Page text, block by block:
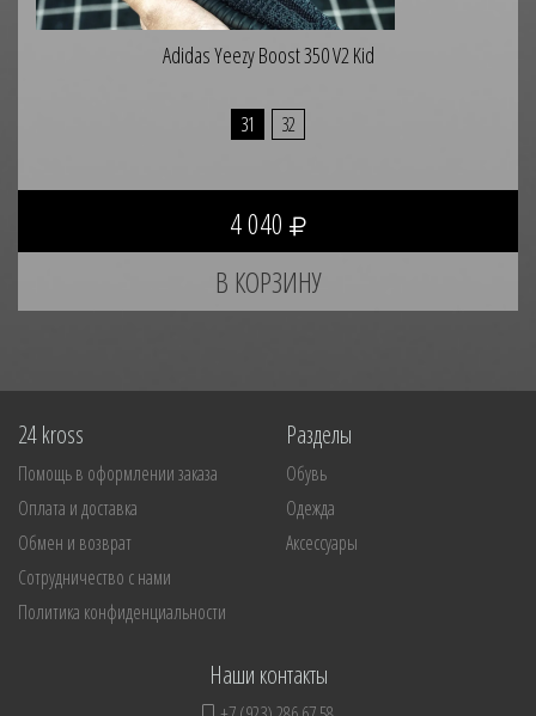
Adidas Yeezy Boost 350 V2 Kid
31 32
4 040
24 kross
Помощь в оформлении заказа
Оплата и доставка
Обмен и возврат
Сотрудничество с нами
Политика конфиденциальности
Разделы
Обувь
Одежда
Аксессуары
Наши контакты